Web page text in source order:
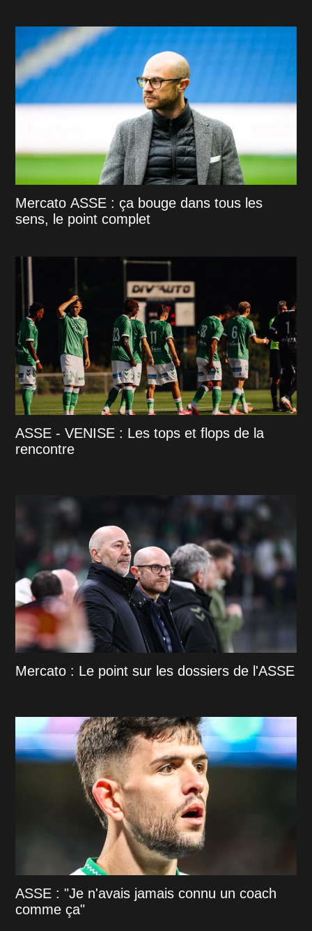
Mercato ASSE : ça bouge dans tous les
sens, le point complet
ASSE - VENISE : Les tops et flops de la
rencontre
Mercato : Le point sur les dossiers de l'ASSE
ASSE : "Je n'avais jamais connu un coach
comme ça"